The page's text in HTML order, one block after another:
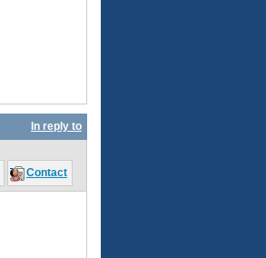
In reply to
Contact